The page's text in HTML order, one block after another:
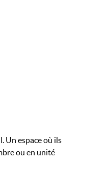
Un espace où ils
ou en unité